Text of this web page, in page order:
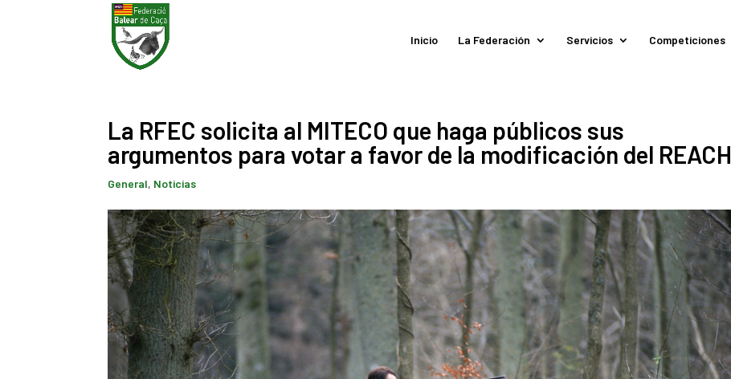
Inicio La Federación Servicios Competiciones
La RFEC solicita al MITECO que haga públicos sus
argumentos para votar a favor de la modificación del REACH
General, Noticias